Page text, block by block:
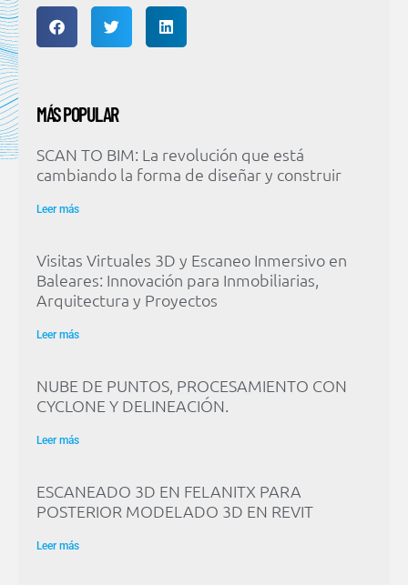
MÁS POPULAR
SCAN TO BIM: La revolución que está
cambiando la forma de diseñar y construir
Leer más
Visitas Virtuales 3D y Escaneo Inmersivo en
Baleares: Innovación para Inmobiliarias,
Arquitectura y Proyectos
Leer más
NUBE DE PUNTOS, PROCESAMIENTO CON
CYCLONE Y DELINEACIÓN.
Leer más
ESCANEADO 3D EN FELANITX PARA
POSTERIOR MODELADO 3D EN REVIT
Leer más